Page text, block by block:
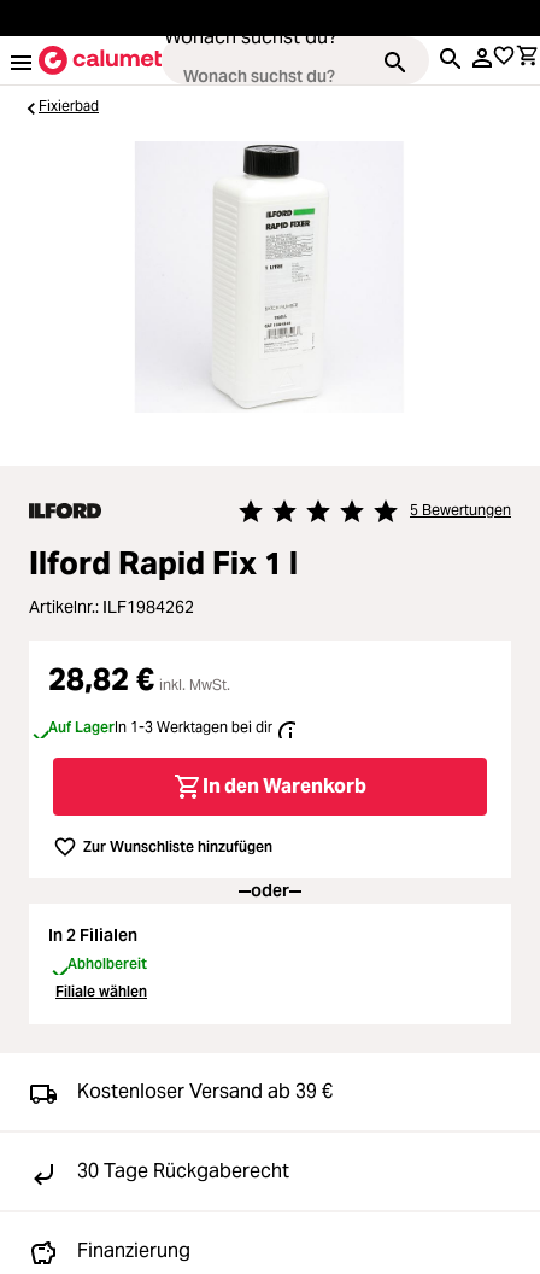
Wonach suchst du?
Video & Drohnen
Stative & Gimbals
Loading...
Loading...
Licht & Studio
Bildbearbeitung
Loading...
Ferngläser
Second Hand
Loading...
Loading...
Fixierbad
Durchschnittliche Bewertung von
5 Bewertungen
Ilford Rapid Fix 1 l
Artikelnr.: ILF1984262
28,82 € inkl. MwSt.
Auf LagerIn 1-3 Werktagen bei dir
In den Warenkorb
Zur Wunschliste hinzufügen
oder
In 2 Filialen
Abholbereit
Filiale wählen
Kostenloser Versand ab 39 €
30 Tage Rückgaberecht
Finanzierung